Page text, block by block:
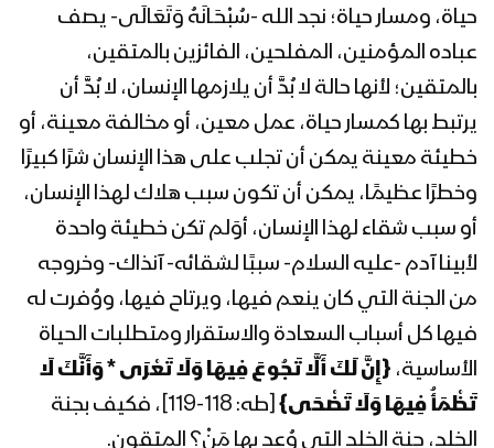
1444هـ
المحاضرة الرمضانية السابعة للسيد القائد
عبدالملك بدرالدين الحوثي 8 رمضان
1444هـ
المحاضرة الرمضانية السادسة للسيد القائد
عبدالملك بدرالدين الحوثي 7 رمضان
1444هـ
المحاضرة الرمضانية الخامسة للسيد القائد
1444هـ
المحاضرة الرمضانية الرابعة للسيد القائد
حياة، ومسار حياة؛ نجد الله -سُبْحَـانَهُ وَتَعَالَى- يصف
عباده المؤمنين، المفلحين، الفائزين بالمتقين،
بالمتقين؛ لأنها حالة لا بُدَّ أن يلازمها الإنسان، لا بُدَّ أن
يرتبط بها كمسار حياة، عمل معين، أو مخالفة معينة، أو
خطيئة معينة يمكن أن تجلب على هذا الإنسان شرًا كبيرًا
وخطرًا عظيمًا، يمكن أن تكون سبب هلاك لهذا الإنسان،
أو سبب شقاء لهذا الإنسان، أوَلم تكن خطيئة واحدة
لأبينا آدم -عليه السلام- سببًا لشقائه- آنذاك- وخروجه
من الجنة التي كان ينعم فيها، ويرتاح فيها، ووُفرت له
فيها كل أسباب السعادة والاستقرار ومتطلبات الحياة
الأساسية، {إِنَّ لَكَ أَلَّا تَجُوعَ فِيهَا وَلَا تَعْرَى * وَأَنَّكَ لَا
تَظْمَأُ فِيهَا وَلَا تَضْحَى}
[طه: 118-119]، فكيف بجنة
الخلد، جنة الخلد التي وُعِد بها مَنْ؟ المتقون.